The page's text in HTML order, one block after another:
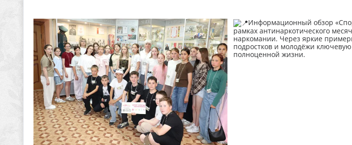
Информационный обзор
рамках антинаркотического
наркомании. Через яркие
подростков и молодёжи
полноценной жизни.